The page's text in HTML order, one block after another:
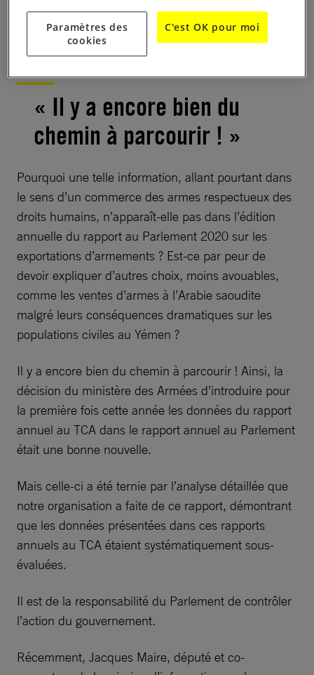
suspendre près de 500 licences en cours de validité
et refuser les licences à venir.
« Il y a encore bien du
chemin à parcourir ! »
Pourquoi une telle information, allant pourtant dans
le sens d’un commerce des armes respectueux des
droits humains, n’apparaît-elle pas dans l’édition
annuelle du rapport au Parlement 2020 sur les
exportations d’armements ? Est-ce par peur de
devoir expliquer d’autres choix, moins avouables,
comme les ventes d’armes à l’Arabie saoudite
malgré leurs conséquences dramatiques sur les
populations civiles au Yémen ?
Il y a encore bien du chemin à parcourir ! Ainsi, la
décision du ministère des Armées d’introduire pour
la première fois cette année les données du rapport
annuel au TCA dans le rapport annuel au Parlement
était une bonne nouvelle.
Mais celle-ci a été ternie par l’analyse détaillée que
notre organisation a faite de ce rapport, démontrant
que les données présentées dans ces rapports
annuels au TCA étaient systématiquement sous-
évaluées.
Il est de la responsabilité du Parlement de contrôler
l’action du gouvernement.
Récemment, Jacques Maire, député et co-
Paramètres des
cookies
C'est OK pour moi